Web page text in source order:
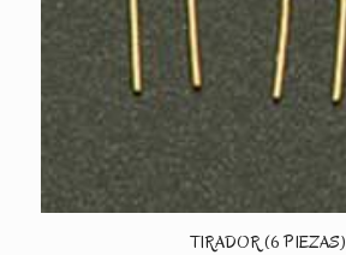
TIRADOR (6 PIEZAS)